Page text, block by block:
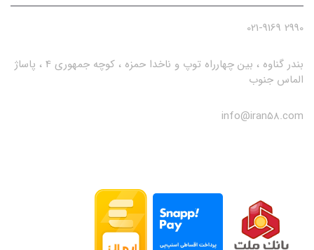
2990 021-9169
بندر گناوه ، بین چهارراه توپ و ناخدا حمزه ، کوچه جمهوری 4 ، پاساژ
الماس جنوب
info@iran58.com